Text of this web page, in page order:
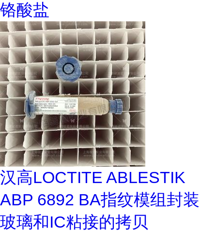
铬酸盐
汉高LOCTITE ABLESTIK
ABP 6892 BA指纹模组封装
玻璃和IC粘接的拷贝